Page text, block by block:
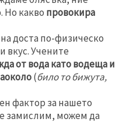
Но какво провокира
доста по-физическо
вкус. Учените
от вода като водеща и
(било то бижута,
фактор за нашето
замислим, можем да